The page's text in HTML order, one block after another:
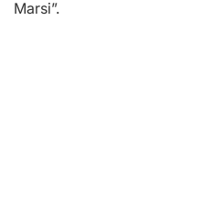
Marsi”.